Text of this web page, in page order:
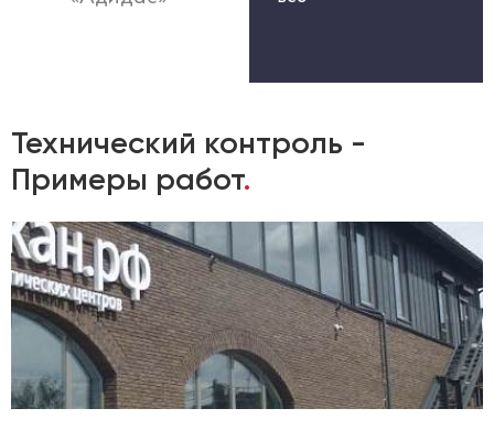
Технический контроль -
Примеры работ.